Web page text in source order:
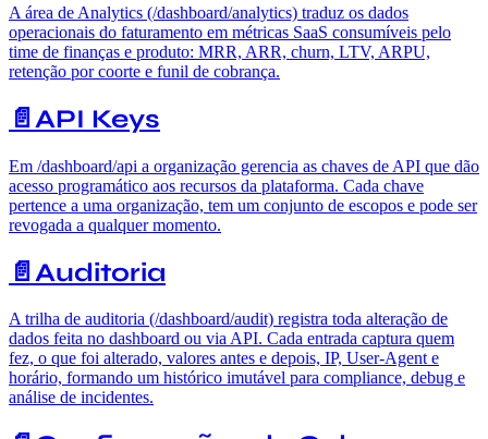
A área de Analytics (/dashboard/analytics) traduz os dados
operacionais do faturamento em métricas SaaS consumíveis pelo
time de finanças e produto: MRR, ARR, churn, LTV, ARPU,
retenção por coorte e funil de cobrança.
📄️ API Keys
Em /dashboard/api a organização gerencia as chaves de API que dão
acesso programático aos recursos da plataforma. Cada chave
pertence a uma organização, tem um conjunto de escopos e pode ser
revogada a qualquer momento.
📄️ Auditoria
A trilha de auditoria (/dashboard/audit) registra toda alteração de
dados feita no dashboard ou via API. Cada entrada captura quem
fez, o que foi alterado, valores antes e depois, IP, User-Agent e
horário, formando um histórico imutável para compliance, debug e
análise de incidentes.